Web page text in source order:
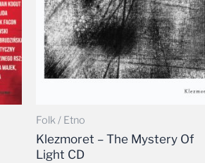
Folk / Etno
Klezmoret – The Mystery Of
Light CD